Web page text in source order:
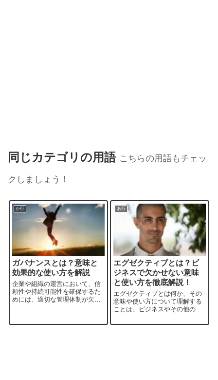
同じカテゴリの用語 こちらの用語もチェッ
クしましょう！
か行
ガバナンスとは？意味と
効果的な使い方を解説
企業や組織の運営において、信
頼性や持続可能性を確保するた
めには、適切な管理体制が欠か
てその意味や使い方はどのよう
あ行
エグゼクティブとは？ビ
ジネスで欠かせない意味
と使い方を徹底解説！
エグゼクティブとは何か、その
意味や使い方について理解する
ことは、ビジネスやその他の分
す。この記事では、エグゼクテ